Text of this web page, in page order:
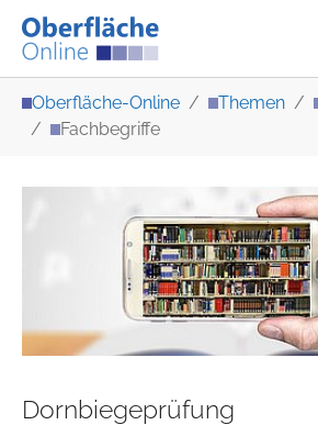
Oberfläche-Online Themen
Fachbegriffe
Dornbiegeprüfung